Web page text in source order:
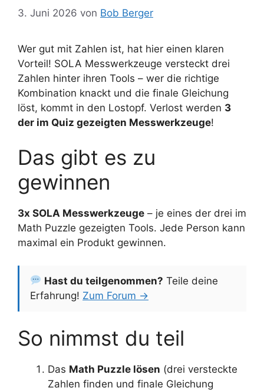
3. Juni 2026 von Bob Berger
Wer gut mit Zahlen ist, hat hier einen klaren
Vorteil! SOLA Messwerkzeuge versteckt drei
Zahlen hinter ihren Tools – wer die richtige
Kombination knackt und die finale Gleichung
löst, kommt in den Lostopf. Verlost werden 3
der im Quiz gezeigten Messwerkzeuge!
Das gibt es zu
gewinnen
3x SOLA Messwerkzeuge – je eines der drei im
Math Puzzle gezeigten Tools. Jede Person kann
maximal ein Produkt gewinnen.
Hast du teilgenommen? Teile deine
Erfahrung! Zum Forum →
So nimmst du teil
Das Math Puzzle lösen (drei versteckte
Zahlen finden und finale Gleichung